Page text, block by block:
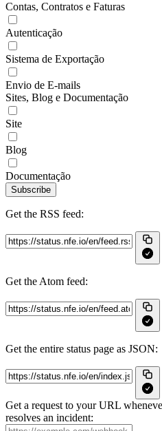
Contas, Contratos e Faturas
Autenticação
Sistema de Exportação
Envio de E-mails
Sites, Blog e Documentação
Site
Blog
Documentação
Subscribe
Get the RSS feed:
Get the Atom feed:
Get the entire status page as JSON:
Get a request to your URL
resolves an incident: